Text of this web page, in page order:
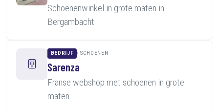
Schoenenwinkel in grote maten in
Bergambacht
BEDRIJF SCHOENEN
Sarenza
Franse webshop met schoenen in grote
maten